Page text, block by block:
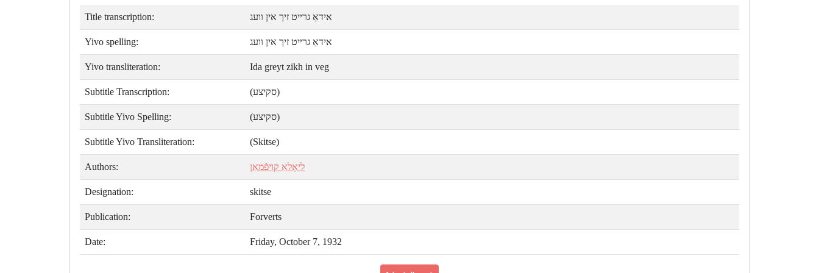
Title transcription: אידאַ גרײט זיך אין װעג
Yivo spelling: אידאַ גרײט זיך אין װעג
Yivo transliteration: Ida greyt zikh in veg
Subtitle Transcription: (סקיצע)
Subtitle Yivo Spelling: (סקיצע)
Subtitle Yivo Transliteration: (Skitse)
Authors: ליאָלאַ קויפֿמאַן
Designation: skitse
Publication: Forverts
Date: Friday, October 7, 1932